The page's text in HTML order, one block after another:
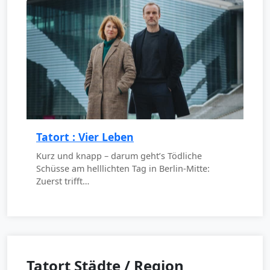
Tatort : Vier Leben
Kurz und knapp – darum geht’s Tödliche
Schüsse am helllichten Tag in Berlin-Mitte:
Zuerst trifft…
Tatort Städte / Region